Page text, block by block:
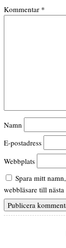
Kommentar *
Namn
E-postadress
Webbplats
Spara mitt
webbläsare till